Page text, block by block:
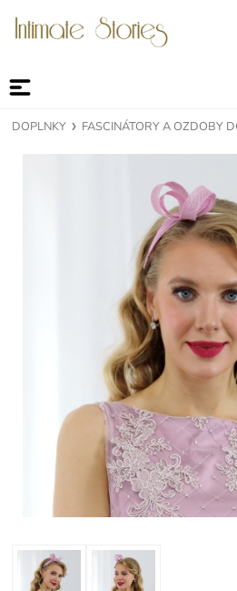
DOPLNKY FASCINÁTORY A OZDOBY